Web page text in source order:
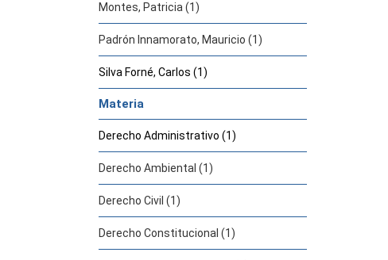
Montes, Patricia (1)
Padrón Innamorato, Mauricio (1)
Silva Forné, Carlos (1)
Materia
Derecho Administrativo (1)
Derecho Ambiental (1)
Derecho Civil (1)
Derecho Constitucional (1)